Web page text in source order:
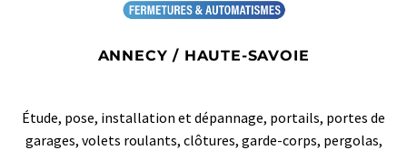
ANNECY / HAUTE-SAVOIE
Étude, pose, installation et dépannage, portails, portes de
garages, volets roulants, clôtures, garde-corps, pergolas,